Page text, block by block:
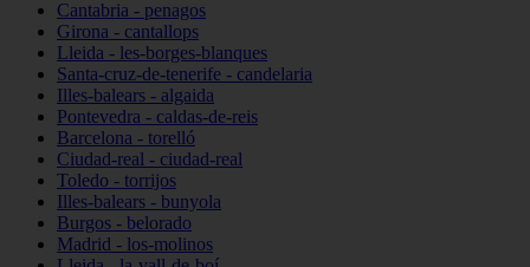
Cantabria - penagos
Girona - cantallops
Lleida - les-borges-blanques
Santa-cruz-de-tenerife - candelaria
Illes-balears - algaida
Pontevedra - caldas-de-reis
Barcelona - torelló
Ciudad-real - ciudad-real
Toledo - torrijos
Illes-balears - bunyola
Burgos - belorado
Madrid - los-molinos